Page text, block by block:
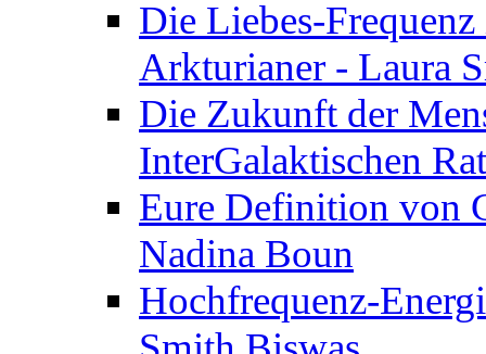
Die Liebes-
Arkturianer - Laura
Die Zukunft der
InterGalaktischen
Eure Definition von
Nadina Boun
Hochfrequenz-